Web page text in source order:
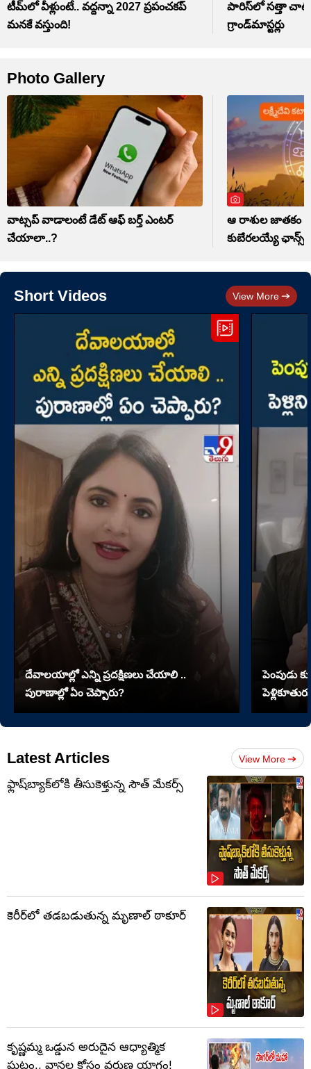
టీమ్‌లో వీళ్లుంటే.. వద్దన్నా 2027 ప్రపంచకప్‌
మనకే వస్తుంది!
పారిస్‌లో సత్తా
గ్రాండ్‌మాస్టర్లు
Photo Gallery
వాట్సప్ వాడాలంటే డేట్ ఆఫ్ బర్త్ ఎంటర్
చేయాలా..?
ఆ రాశుల జాతకం
కుబేరలయ్యే ఛాన్స్
Short Videos View More
దేవాలయాల్లో ఎన్ని ప్రదక్షిణలు చేయాలి ..
పురాణాల్లో ఏం చెప్పారు?
పెంపుడు
పెళ్లికూతురు
Latest Articles View More
ఫ్లాష్‌బ్యాక్‌లోకి తీసుకెళ్తున్న సౌత్‌ మేకర్స్‌
కెరీర్‌లో తడబడుతున్న మృణాల్ ఠాకూర్
కృష్ణమ్మ ఒడ్డున అరుదైన ఆధ్యాత్మిక
ఘట్టం.. వానల కోసం వరుణ యాగం!